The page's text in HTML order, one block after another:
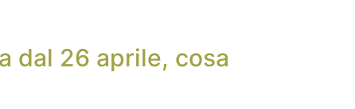
dal 26 aprile, cosa